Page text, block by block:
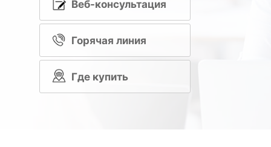
Веб-консультация
Горячая линия
Где купить